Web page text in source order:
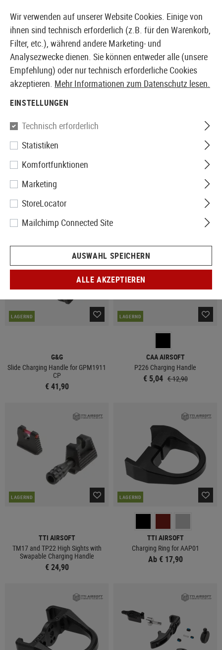
EUROPÄISCHER AIRSOFT SHOP & GROßHÄNDLER
LADEHEBEL
9 Produkte
LAGERND
G&G
Slide Charging Handle for GPM1911
CP
€ 41,90
LAGERND
CAA AIRSOFT
P226 Charging Handle
€ 5,04 € 12,90
LAGERND
TTI AIRSOFT
TM17 and TP22 High Sights with
Swapable Charging Handle
€ 24,90
LAGERND
TTI AIRSOFT
Charging Ring for AAP01
Ab € 17,90
Wir verwenden auf unserer Website Cookies. Einige von
ihnen sind technisch erforderlich (z.B. für den Warenkorb,
Filter, etc.), während andere Marketing- und
Analysezwecke dienen. Sie können entweder alle (unsere
Empfehlung) oder nur technisch erforderliche Cookies
akzeptieren. Mehr Informationen zum Datenschutz lesen.
EINSTELLUNGEN
Technisch erforderlich
Statistiken
Komfortfunktionen
Marketing
StoreLocator
Mailchimp Connected Site
AUSWAHL SPEICHERN
ALLE AKZEPTIEREN